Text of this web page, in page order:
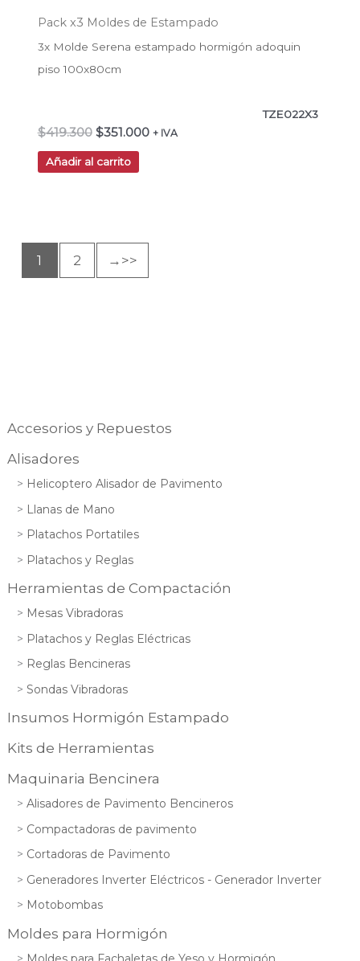
Accesorios y Repuestos
Alisadores
Helicoptero Alisador de Pavimento
Llanas de Mano
Platachos Portatiles
Platachos y Reglas
Herramientas de Compactación
Mesas Vibradoras
Platachos y Reglas Eléctricas
Reglas Bencineras
Sondas Vibradoras
Insumos Hormigón Estampado
Kits de Herramientas
Maquinaria Bencinera
Alisadores de Pavimento Bencineros
Compactadoras de pavimento
Cortadoras de Pavimento
Generadores Inverter Eléctricos - Generador Inverter
Motobombas
Moldes para Hormigón
Pack x3 Moldes de Estampado
3x Molde Serena estampado hormigón adoquin
piso 100x80cm
TZE022X3
$419.300 $351.000 + IVA
Añadir al carrito
1 2 →